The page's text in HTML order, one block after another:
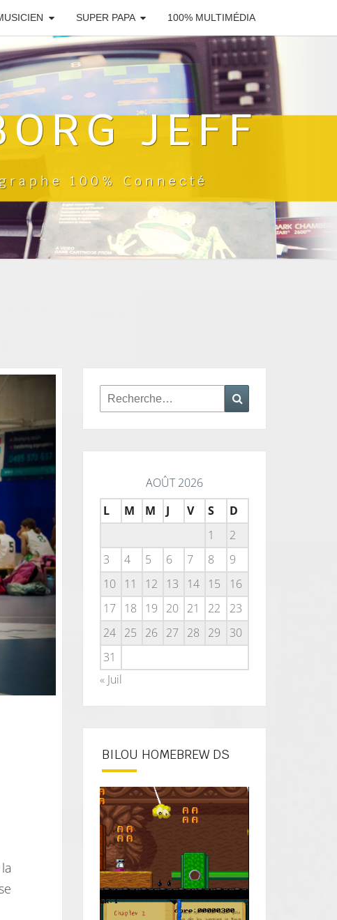
SUPER PAPA 100% MULTIMÉDIA
JEFF
100% Connecté
Rechercher :
AOÛT 2026
L
M M J V S
D
1
2
3
4 5 6 7 8
9
10
11 12 13 14 15
16
17
18 19 20 21 22
23
24
25 26 27 28 29
30
31
« Juil
BILOU HOMEBREW DS